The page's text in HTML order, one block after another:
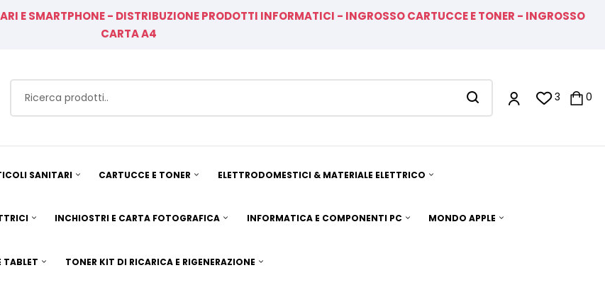
E SMARTPHONE - DISTRIBUZIONE PRODOTTI INFORMATICI - INGROSSO CARTUCCE E TONER - INGROSSO
CARTA A4
3 0
SANITARI CARTUCCE E TONER ELETTRODOMESTICI & MATERIALE ELETTRICO
INCHIOSTRI E CARTA FOTOGRAFICA INFORMATICA E COMPONENTI PC MONDO APPLE
TABLET TONER KIT DI RICARICA E RIGENERAZIONE